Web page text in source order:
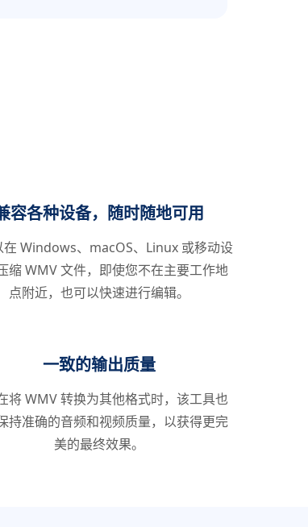
容各种设备，随时随地可用
在 Windows、macOS、Linux 或移动设
缩 WMV 文件，即使您不在主要工作地
点附近，也可以快速进行编辑。
一致的输出质量
将 WMV 转换为其他格式时，该工具也
持准确的音频和视频质量，以获得更完
美的最终效果。